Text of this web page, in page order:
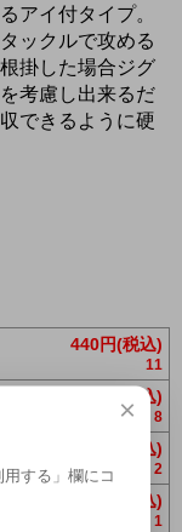
アイ付タイプ。
ックルで攻める
掛した場合ジグ
考慮し出来るだ
できるように硬
440円(税込)
11
440円(税込)
8
440円(税込)
2
440円(税込)
1
×
する」欄にコ